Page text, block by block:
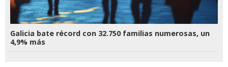
Galicia bate récord con 32.750 familias numerosas, un
4,9% más